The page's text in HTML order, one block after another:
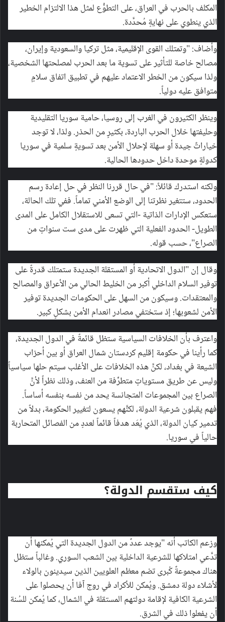
المكلف بالحرب في العراق، على التطوُّع لمثل هذا الالتزام الخطير
الذي ينطوي على نهايةٍ مُحدَّدة.
وأضاف: "وتمتلك القوى الإقليمية، مثل تركيا والسعودية وإيران،
مصالح خاصة للتأثير على تسوية ما بعد الحرب لمصلحتها الشخصية،
ولذا سيكون من الخطر الاعتماد عليهم في تطبيق اتفاق سلامٍ
متوافق عليه دولياً.
وينظر الكثيرون في الغرب إلى روسيا، حامية سوريا التقليدية
وحليفتها خلال الحرب الباردة، بكثيرٍ من الحذر. ولذا، لا توجد
خياراتٌ جيدة أو سهلة لإحلال الأمن بعد تسويةٍ سلمية في سوريا
كدولةٍ موحدة داخل حدودها الحالية.
ولكنه استدرك قائلاً: "في حال قررنا النظر في حل إعادة رسم
الحدود، ستتغير نظرتنا إلى الوضع الأمني تماماً. ففي تلك الحالة،
ستعكس الإدارات الذاتية -التي تسعى للاستقلال الكامل على المدى
الطويل- الحدود الفعلية التي ظهرت على مدى ست سنواتٍ من
الصراع"، حسب قوله.
وقال إن "الدول الاتحادية أو المستقلة الجديدة ستمتلك قدرةً على
توفير السلام الداخلي أكبر من الخليط الحالي من الأعراق والمصالح
والمعتقدات. وسيكون من السهل على الحكومات الجديدة توفير
الأمن لشعوبها؛ إذ ستختفي مصادر انعدام الأمن بشكلٍ كبير.
واعترف بأن الخلافات السياسية ستظل قائمةً في الدول الجديدة،
كما رأينا في حكومة إقليم كردستان شمال العراق أو بين أحزاب
الشيعة في بغداد، لكنَّ هذه الخلافات على الأغلب سيتم حلها سياسياً
وليس عن طريق مستوياتٍ متطرِّفة من العنف، وذلك نظراً لأنَّ
الصراع بين المجموعات المتجانسة يحد من نفسه بنفسه أساساً.
فهم يقبلون شرعية الدولة، لكنَّهم يسعون لتغيير الحكومة، بدلاً من
تدمير كيان الدولة، الذي يُعَد هدفاً قائماً لعددٍ من الفصائل المتحاربة
حالياً في سوريا.
كيف ستقسم الدولة؟
وزعم الكاتب أنه "يوجد عددٌ من الدول الجديدة التي يُمكنها أن
تدَّعي امتلاكها للشرعية الداخلية بين الشعب السوري. وغالباً ستظل
هناك مجموعةٌ كُبرى تضم معظم العلويين الذين سيدينون بالولاء
لأشلاء دولة دمشق. ويُمكن للأكراد في روج آفا أن يحصلوا على
الشرعية الكافية لإقامة دولتهم المستقلة في الشمال، كما يُمكن للسُنة
أن يفعلوا ذلك في الشرق.